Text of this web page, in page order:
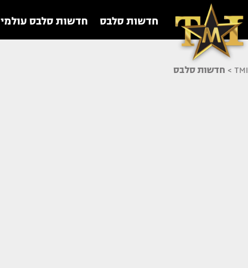
חדשות סלבס חדשות סלבס עולמי
TMI
> חדשות סלבס